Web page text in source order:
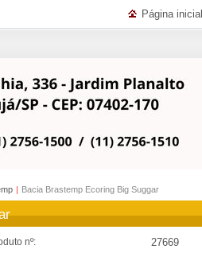
Página inicial
| Bacia Brastemp Ecoring Big Suggar
nº: 27669